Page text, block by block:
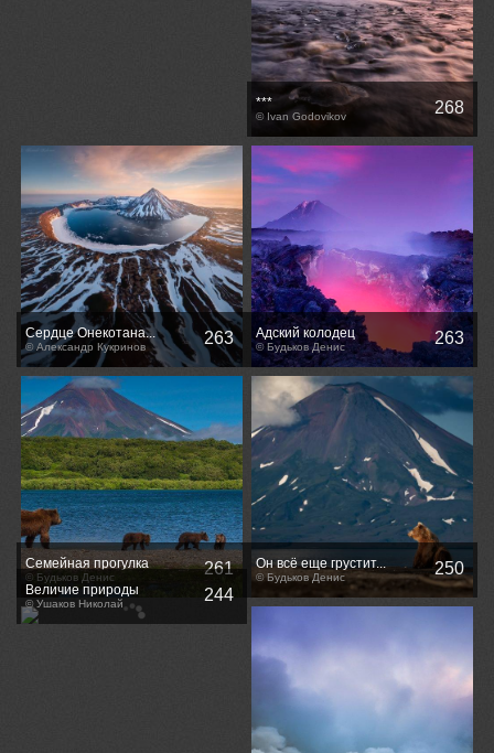
***
© Ivan Godovikov 268
Сердце Онекотана...
© Александр Кукринов 263 Адский колодец
© Будьков Денис 263
Семейная прогулка
© Будьков Денис 261 Он всё еще грустит...
© Будьков Денис 250
Величие природы
© Ушаков Николай 244